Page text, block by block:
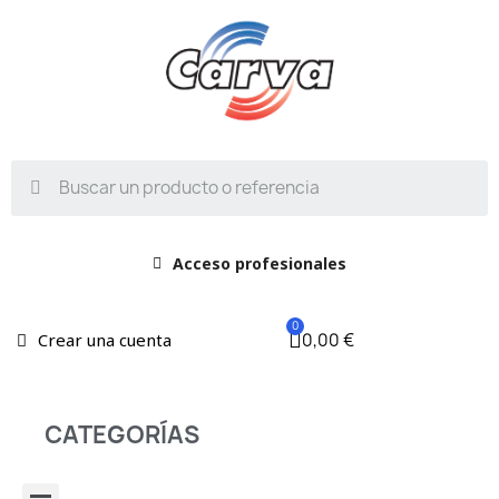
Acceso profesionales
Crear una cuenta 0,00 €
CATEGORÍAS